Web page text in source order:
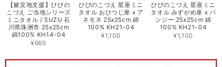
【被災地支援】ひびの
こづえ ご当地シリーズ
ミニタオル / SUZU 石
川県珠洲市 25x25cm
綿100% KH14-04
¥660
ひびのこづえ 星座ミニ
タオル おひつじ座 x ア
ネモネ 25x25cm 綿
100% KH21-04
¥1,100
ひびのこづえ 星座ミニ
タオル みずがめ座 x パ
ンジー 25x25cm 綿
100% KH21-04
¥1,100